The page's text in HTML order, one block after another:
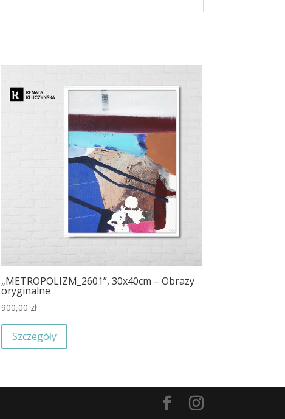
„METROPOLIZM_2601”, 30x40cm – Obrazy
oryginalne
900,00 zł
Szczegóły